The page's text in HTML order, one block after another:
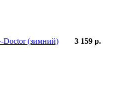
Doctor (зимний) 3 159 р.